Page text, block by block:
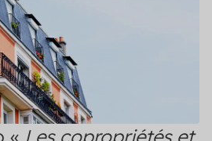
obligatoires : mettez vos
« Les copropriétés et